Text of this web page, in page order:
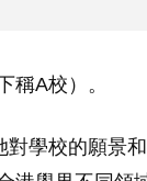
稱A校）。
學校的願景